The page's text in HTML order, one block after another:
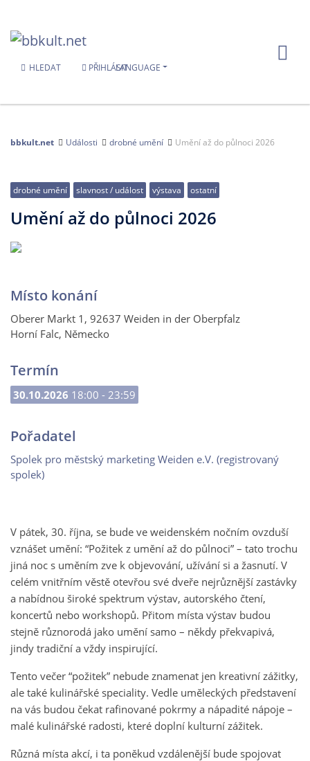
HLEDAT PŘIHLÁSITLANGUAGE
bbkult.net Události drobné umění Umění až do půlnoci 2026
drobné umění slavnost / událost výstava ostatní
Umění až do půlnoci 2026
V pátek, 30. října, se bude ve weidenském nočním ovzduší
vznášet umění: “Požitek z umění až do půlnoci” – tato trochu
jiná noc s uměním zve k objevování, užívání si a žasnutí. V
celém vnitřním věstě otevřou své dveře nejrůznější zastávky
a nabídnou široké spektrum výstav, autorského čtení,
koncertů nebo workshopů. Přitom místa výstav budou
stejně různorodá jako umění samo – někdy překvapivá,
jindy tradiční a vždy inspirující.
Tento večer “požitek” nebude znamenat jen kreativní zážitky,
ale také kulinářské speciality. Vedle uměleckých představení
na vás budou čekat rafinované pokrmy a nápadité nápoje –
malé kulinářské radosti, které doplní kulturní zážitek.
Různá místa akcí, i ta poněkud vzdálenější bude spojovat
Místo konání
Oberer Markt 1, 92637 Weiden in der Oberpfalz
Horní Falc, Německo
Termín
30.10.2026 18:00 - 23:59
Pořadatel
Spolek pro městský marketing Weiden e.V. (registrovaný
spolek)